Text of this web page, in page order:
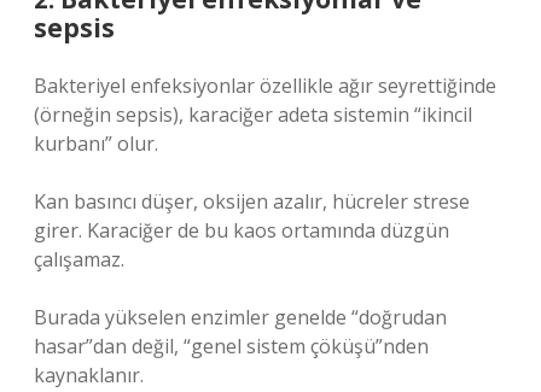
sepsis
Bakteriyel enfeksiyonlar özellikle ağır seyrettiğinde
(örneğin sepsis), karaciğer adeta sistemin “ikincil
kurbanı” olur.
Kan basıncı düşer, oksijen azalır, hücreler strese
girer. Karaciğer de bu kaos ortamında düzgün
çalışamaz.
Burada yükselen enzimler genelde “doğrudan
hasar”dan değil, “genel sistem çöküşü”nden
kaynaklanır.